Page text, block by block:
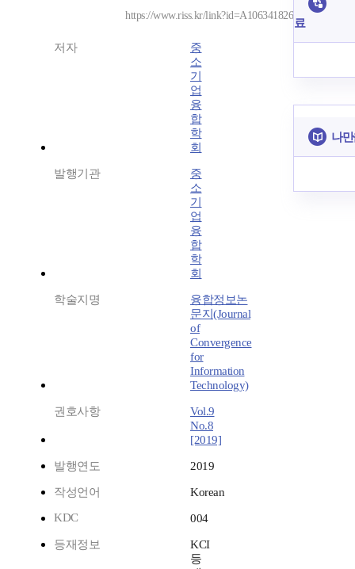
https://www.riss.kr/link?id=A106341826
저자
중
소
기
업
융
합
학
회
발행기관
중
소
기
업
융
합
학
회
학술지명
융합정보논
문지(Journal
of
Convergence
for
Information
Technology)
권호사항
Vol.9
No.8
[2019]
발행연도 2019
작성언어
Korean
KDC
004
등재정보
KCI
등
료
나